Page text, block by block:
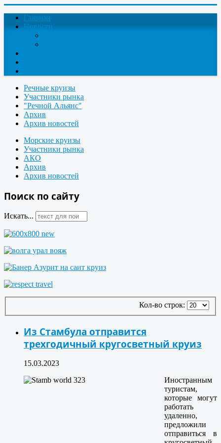
Главная
Новости
Речные круизы
Участники рынка
"Речной Альянс"
Архив
Архив новостей
Морские круизы
Участники рынка
АКО
Архив
Архив новостей
Поиск по сайту
Искать...
Кол-во строк:
Из Стамбула отправится
трехгодичный кругосветный круиз
15.03.2023
Иностранным
туристам,
которые могут
работать
удаленно,
предложили
отправиться в